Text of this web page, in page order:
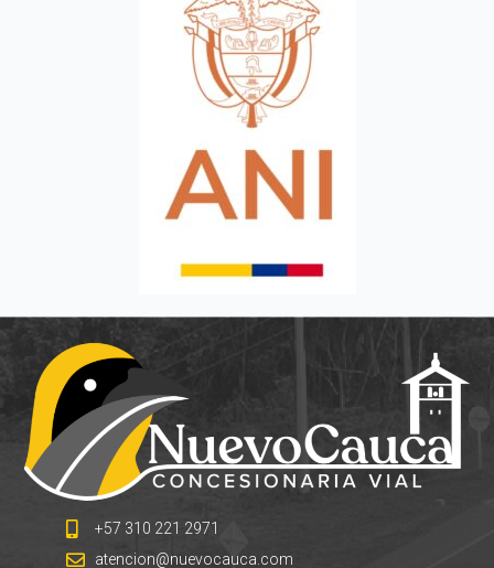
+57 310 221 2971
atencion@nuevocauca.com